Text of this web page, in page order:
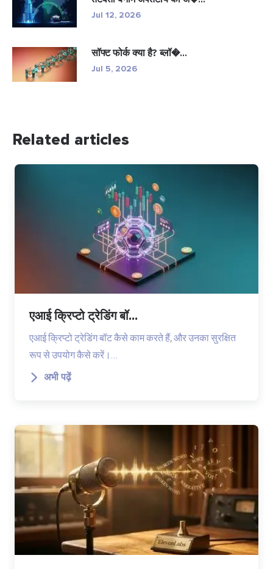
Jul 12, 2026
सॉफ्ट फोर्क क्या है? ब्लॉ�...
Jul 5, 2026
Related articles
एआई क्रिप्टो ट्रेडिंग बॉ...
एआई क्रिप्टो ट्रेडिंग बॉट कैसे काम करते हैं, और उनका सुरक्षित
रूप से उपयोग कैसे करें।…
अभी पढ़ें